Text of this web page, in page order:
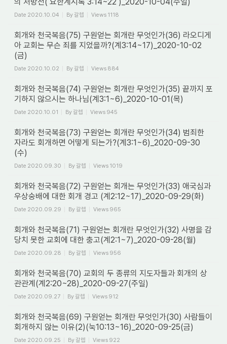
Date 2020.10.04 By갈렙 Views 1118
회개와 천국복음(75) 구원얻는 회개란 무엇인가(36) 라오디게
아 교회는 무슨 죄를 지었을까?(계3:14~17)_2020-10-02
(금)
Date 2020.10.02 By갈렙 Views 884
회개와 천국복음(74) 구원얻는 회개란 무엇인가(35) 끝까지 포
기하지 않으시는 하나님(계3:1~6)_2020-10-01(목)
Date 2020.10.01 By갈렙 Views 945
회개와 천국복음(73) 구원얻는 회개란 무엇인가(34) 범죄한
자라도 회개하면 어떻게 되는가?(계3:1~6)_2020-09-30
(수)
Date 2020.09.30 By갈렙 Views 1019
회개와 천국복음(72) 구원얻는 회개는 무엇인가(33) 애국심과
우상숭배에 대한 회개 경고 (계2:12~17)_2020-09-29(화)
Date 2020.09.29 By갈렙 Views 965
회개와 천국복음(71) 구원얻는 회개란 무엇인가(32) 사명을 감
당치 못한 교회에 대한 충고(계2:1~7)_2020-09-28(월)
Date 2020.09.28 By갈렙 Views 956
회개와 천국복음(70) 교회의 두 종류의 지도자들과 회개의 상
관관계(계2:20~28)_2020-09-27(주일)
Date 2020.09.27 By갈렙 Views 912
회개와 천국복음(69) 구원얻는 회개란 무엇인가(30) 사람들이
회개하지 않는 이유(2)(눅10:13~16)_2020-09-25(금)
Date 2020.09.25 By갈렙 Views 922